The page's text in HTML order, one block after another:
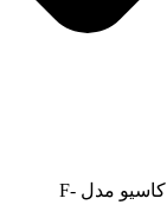
/ ساعت مچی اسپرت کاسیو مدل F-